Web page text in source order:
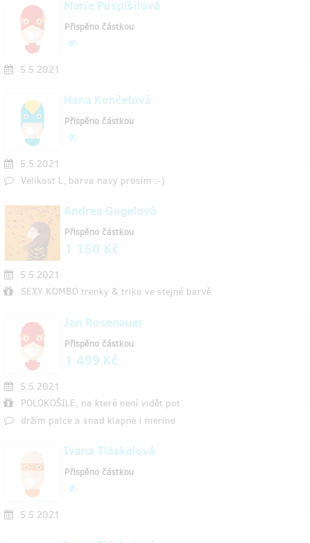
Marie Pospíšilová
5.5.2021
Přispěno částkou
Hana Končelová
5.5.2021
Velikost L, barva navy prosím :-)
Přispěno částkou
Andrea Gogelová
5.5.2021
SEXY KOMBO trenky & triko ve stejné barvě
Přispěno částkou
1 150 Kč
Jan Rosenauer
5.5.2021
POLOKOŠILE, na které není vidět pot
držím palce a snad klapne i merino
Přispěno částkou
1 499 Kč
Ivana Tláskalová
5.5.2021
Přispěno částkou